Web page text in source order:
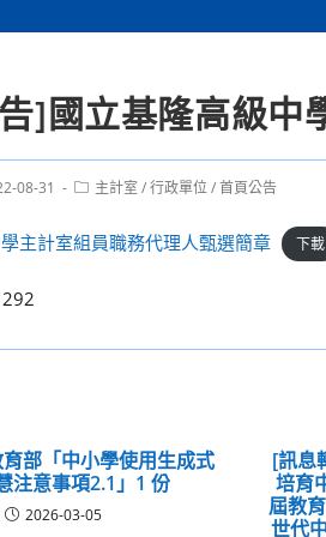
]國立基隆高級中
08-31
Post主計室 /行政單位/首頁公告
主計室組員職務代理人甄選簡章 下載
292
部「中小學使用生成式
注意事項2.1」1 份
2026-03-05
[訊息
培育
屆教
世代